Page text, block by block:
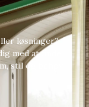
løsninger?
med at finde
stil og behov.